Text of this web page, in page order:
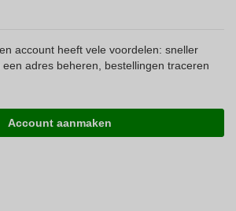
account heeft vele voordelen: sneller
adres beheren, bestellingen traceren
Account aanmaken